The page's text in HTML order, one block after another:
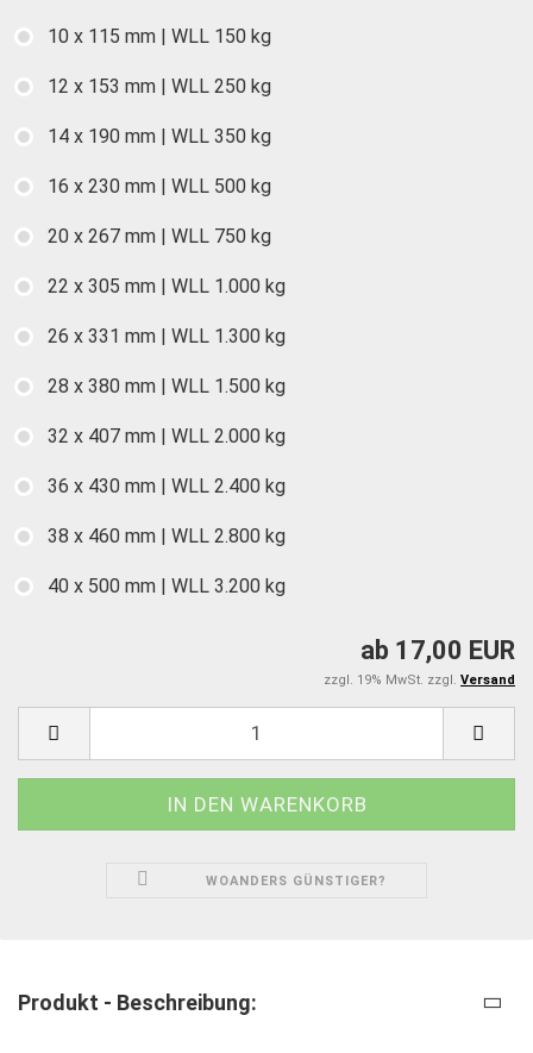
10 x 115 mm | WLL 150 kg
12 x 153 mm | WLL 250 kg
14 x 190 mm | WLL 350 kg
16 x 230 mm | WLL 500 kg
20 x 267 mm | WLL 750 kg
22 x 305 mm | WLL 1.000 kg
26 x 331 mm | WLL 1.300 kg
28 x 380 mm | WLL 1.500 kg
32 x 407 mm | WLL 2.000 kg
36 x 430 mm | WLL 2.400 kg
38 x 460 mm | WLL 2.800 kg
40 x 500 mm | WLL 3.200 kg
ab 17,00 EUR
zzgl. 19% MwSt. zzgl. Versand
WOANDERS GÜNSTIGER?
Produkt - Beschreibung: